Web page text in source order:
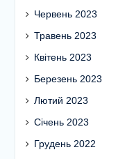
Червень 2023
Травень 2023
Квітень 2023
Березень 2023
Лютий 2023
Січень 2023
Грудень 2022